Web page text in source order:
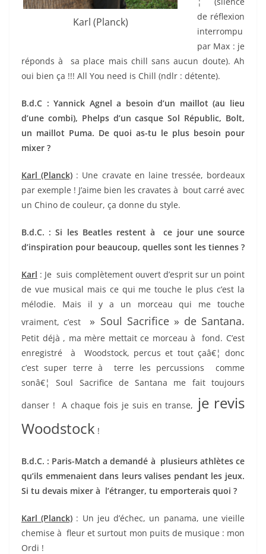
Karl (Planck)
de réflexion
interrompu
par Max : je
réponds à sa place mais chill sans aucun doute). Ah
oui bien ça !!! All You need is Chill (ndlr : détente).
B.d.C : Yannick Agnel a besoin d’un maillot (au lieu
d’une combi), Phelps d’un casque Sol Républic, Bolt,
un maillot Puma. De quoi as-tu le plus besoin pour
mixer ?
Karl (Planck) : Une cravate en laine tressée, bordeaux
par exemple ! J’aime bien les cravates à bout carré avec
un Chino de couleur, ça donne du style.
B.d.C. : Si les Beatles restent à ce jour une source
d’inspiration pour beaucoup, quelles sont les tiennes ?
Karl : Je suis complètement ouvert d’esprit sur un point
de vue musical mais ce qui me touche le plus c’est la
mélodie. Mais il y a un morceau qui me touche
vraiment, c’est
» Soul Sacrifice » de Santana.
Petit déjà , ma mère mettait ce morceau à fond. C’est
enregistré à Woodstock, percus et tout çaâ€¦ donc
c’est super terre à terre les percussions comme
sonâ€¦ Soul Sacrifice de Santana me fait toujours
danser ! A chaque fois je suis en transe, je revis
Woodstock !
B.d.C. : Paris-Match a demandé à plusieurs athlètes ce
qu’ils emmenaient dans leurs valises pendant les jeux.
Si tu devais mixer à l’étranger, tu emporterais quoi ?
Karl (Planck) : Un jeu d’échec, un panama, une vieille
chemise à fleur et surtout mon puits de musique : mon
Ordi !